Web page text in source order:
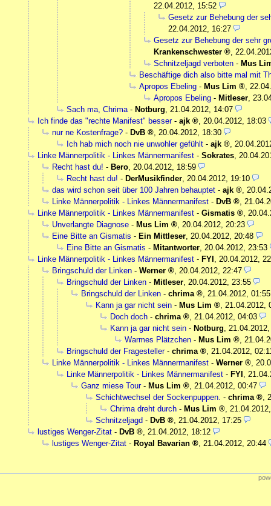
22.04.2012, 15:52
Gesetz zur Behebung der
22.04.2012, 16:27
Gesetz zur Behebung der sehr
Krankenschwester
Schnitzeljagd verboten - Mus
Beschäftige dich also bitte mal mit
Apropos Ebeling - Mus Lim
Apropos Ebeling - Mitleser
Sach ma, Chrima - Notburg
21.04.2012, 14:07
Ich finde das "rechte Manifest" besser- ajk
20.04.2012, 18:03
nur ne Kostenfrage? - DvB
20.04.2012, 18:30
Ich hab mich noch nie unwohler gefühlt - ajk
Linke Männerpolitik - Linkes Männermanifest - Sokrates
Recht hast du! - Bero 20.04.2012, 18:59
Recht hast du! - DerMusikfinder 20.04.2012, 19:10
das wird schon seit über 100 Jahren behauptet - ajk
Linke Männerpolitik - Linkes Männermanifest - DvB
Linke Männerpolitik - Linkes Männermanifest - Gismatis
Unverlangte Diagnose - Mus Lim
20.04.2012, 20:23
Eine Bitte an Gismatis - Ein Mittleser 20.04.2012, 20:48
Eine Bitte an Gismatis - Mitantworter 20.04.2012, 23:53
Linke Männerpolitik - Linkes Männermanifest - FYI
20.04.2012,
Bringschuld der Linken - Werner
20.04.2012, 22:47
Bringschuld der Linken - Mitleser 20.04.2012, 23:55
Bringschuld der Linken - chrima
21.04.2012, 01:55
Kann ja gar nicht sein - Mus Lim
21.04.2012,
Doch doch - chrima
21.04.2012, 04:03
Kann ja gar nicht sein - Notburg
Warmes Plätzchen - Mus Lim
Bringschuld der Fragesteller- chrima
21.04.2012,
Linke Männerpolitik - Linkes Männermanifest - Werner
Linke Männerpolitik - Linkes Männermanifest - FYI
Ganz miese Tour- Mus Lim
21.04.2012, 00:47
Schichtwechsel der Sockenpuppen. - chrima
Chrima dreht durch - Mus Lim
Schnitzeljagd - DvB
21.04.2012, 17:25
lustiges Wenger-Zitat - DvB
21.04.2012, 18:12
lustiges Wenger-Zitat - Royal Bavarian 21.04.2012, 20:44